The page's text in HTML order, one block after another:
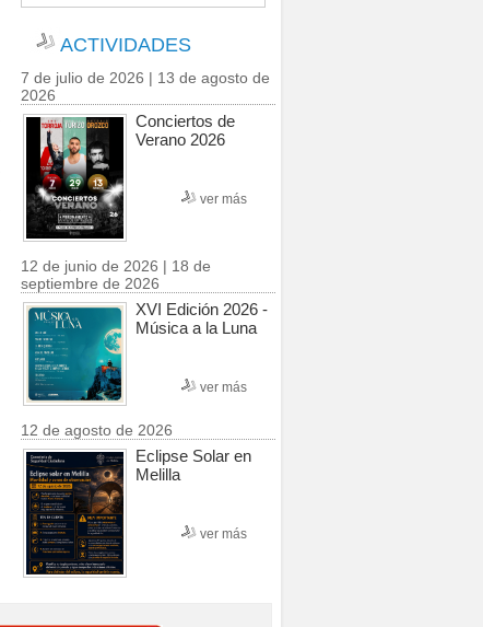
ACTIVIDADES
7 de julio de 2026 | 13 de agosto de
2026
Conciertos de
Verano 2026
ver más
12 de junio de 2026 | 18 de
septiembre de 2026
XVI Edición 2026 -
Música a la Luna
ver más
12 de agosto de 2026
Eclipse Solar en
Melilla
ver más